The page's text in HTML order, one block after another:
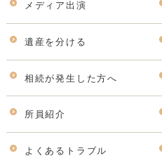
メディア出演
遺産を分ける
相続が発生した方へ
所員紹介
よくあるトラブル